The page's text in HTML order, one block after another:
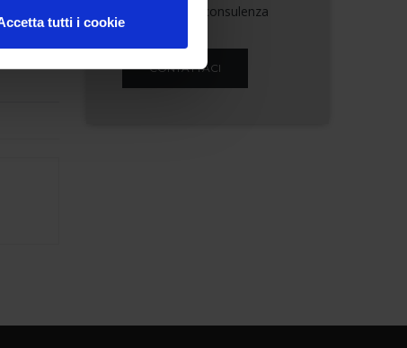
tutti i cookie
o richiedi una consulenza
CONTATTACI